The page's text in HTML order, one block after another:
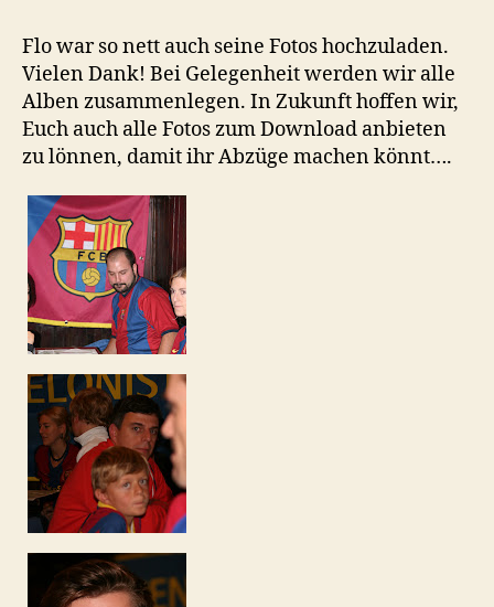
Flo war so nett auch seine Fotos hochzuladen.
Vielen Dank! Bei Gelegenheit werden wir alle
Alben zusammenlegen. In Zukunft hoffen wir,
Euch auch alle Fotos zum Download anbieten
zu lönnen, damit ihr Abzüge machen könnt….